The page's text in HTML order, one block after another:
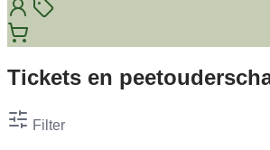
Tickets en
Filter